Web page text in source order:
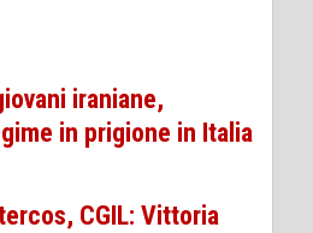
iraniane,
in prigione in Italia
CGIL: Vittoria